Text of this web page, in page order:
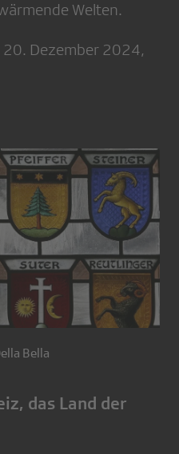
Welten.
20. Dezember 2024,
Bella
das Land der